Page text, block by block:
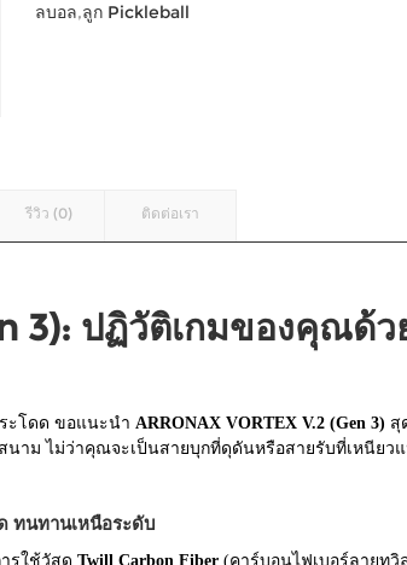
ลบอล,ลูก Pickleball
รีวิว (0) ติดต่อเรา
3): ปฏิวัติเกมของคุณด้ว
ะโดด ขอแนะนำ ARRONAX VORTEX V.2 (Gen 3) สุ
นาม ไม่ว่าคุณจะเป็นสายบุกที่ดุดันหรือสายรับที่เหนียว
ทนทานเหนือระดับ
รใช้วัสดุ Twill Carbon Fiber(คาร์บอนไฟเบอร์ลายทวิ